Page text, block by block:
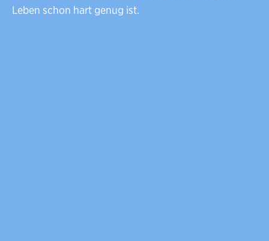
Leben schon hart genug ist.